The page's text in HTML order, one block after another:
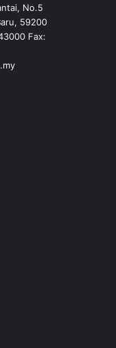
No.5
59200
Fax: